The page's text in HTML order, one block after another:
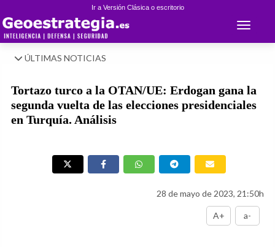
Ir a Versión Clásica o escritorio
Toggle
ÚLTIMAS NOTICIAS
Tortazo turco a la OTAN/UE: Erdogan gana la
segunda vuelta de las elecciones presidenciales
en Turquía. Análisis
28 de mayo de 2023, 21:50h
A+ a-